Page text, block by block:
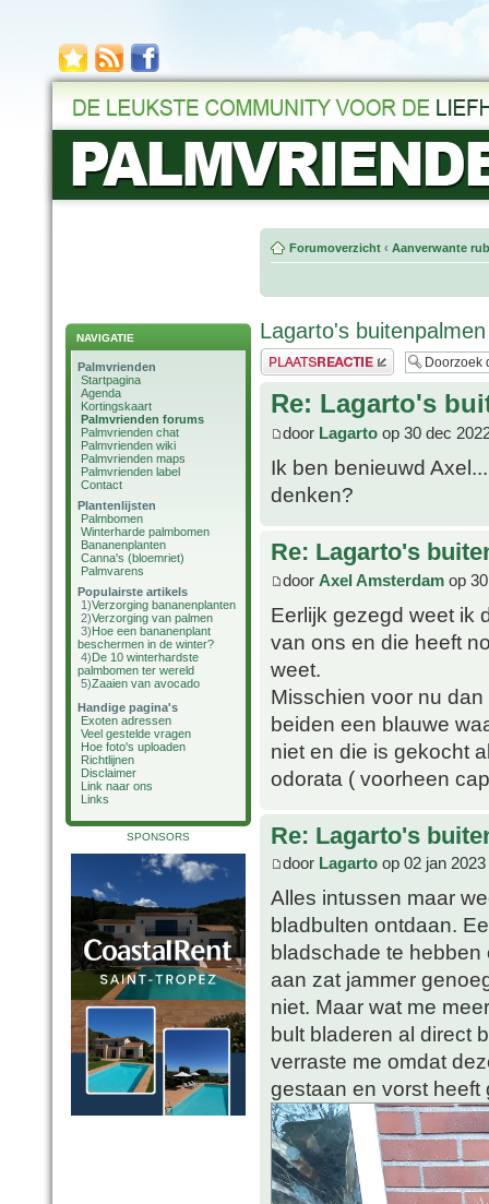
NAVIGATIE
Palmvrienden
Startpagina
Agenda
Kortingskaart
Palmvrienden forums
Palmvrienden chat
Palmvrienden wiki
Palmvrienden maps
Palmvrienden label
Contact
Plantenlijsten
Palmbomen
Winterharde palmbomen
Bananenplanten
Canna's (bloemriet)
Palmvarens
Populairste artikels
1)Verzorging bananenplanten
2)Verzorging van palmen
3)Hoe een bananenplant
beschermen in de winter?
4)De 10 winterhardste
palmbomen ter wereld
5)Zaaien van avocado
Handige pagina's
Exoten adressen
Veel gestelde vragen
Hoe foto's uploaden
Richtlijnen
Disclaimer
Link naar ons
Links
SPONSORS
Forumoverzicht ‹ Aanverwante
Lagarto's
Plaats een reactie
Re: Lagarto's
door Lagarto op 30 dec
Ik ben benieuwd
denken?
Re: Lagarto's
door Axel Amsterdam op
Eerlijk gezegd weet ik
van ons en die heeft
weet.
Misschien voor nu
beiden een blauwe
niet en die is gekocht
odorata ( voorheen
Re: Lagarto's
door Lagarto op 02 jan
Alles intussen maar
bladbulten ontdaan.
bladschade te
aan zat jammer
niet. Maar wat me
bult bladeren al direct
verraste me omdat
gestaan en vorst heeft